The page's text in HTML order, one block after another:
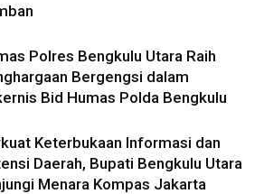
Polres Bengkulu Utara Raih
Bergengsi dalam
Bid Humas Polda Bengkulu
Keterbukaan Informasi dan
Daerah, Bupati Bengkulu Utara
Menara Kompas Jakarta